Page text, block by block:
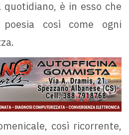
è in esso che
così come ogni
così ricorrente,